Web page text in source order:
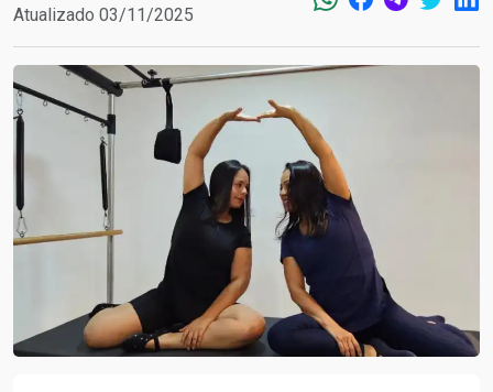
Atualizado 03/11/2025